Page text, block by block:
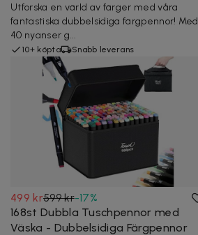
Utforska en värld av färger med våra
fantastiska dubbelsidiga färgpennor! Med
40 nyanser g...
10+ köpta Snabb leverans
499 kr599 kr-17%
168st Dubbla Tuschpennor med
Väska - Dubbelsidiga Färgpennor